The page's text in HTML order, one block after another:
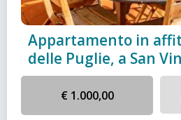
Appartamento in
delle Puglie, a San
€ 1.000,00